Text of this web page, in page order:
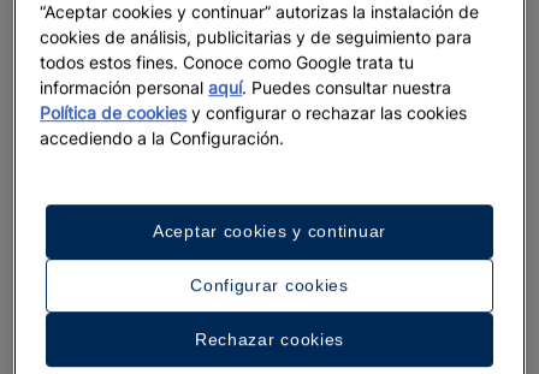
“Aceptar cookies y continuar” autorizas la instalación de
cookies de análisis, publicitarias y de seguimiento para
todos estos fines. Conoce como Google trata tu
información personalaquí. Puedes consultar nuestra
Política de cookiesy configurar o rechazar las cookies
accediendo a la Configuración.
Configurar cookies
Rechazar cookies
Aceptar cookies y continuar